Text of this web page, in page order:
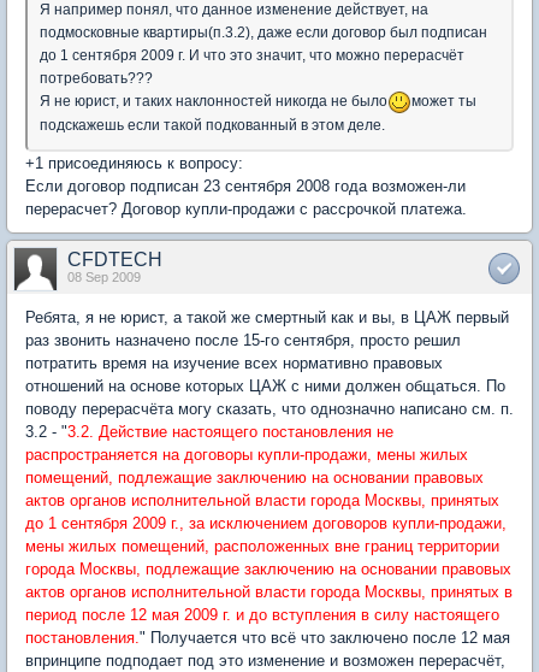
Я например понял, что данное изменение действует, на
подмосковные квартиры(п.3.2), даже если договор был подписан
до 1 сентября 2009 г. И что это значит, что можно перерасчёт
потребовать???
Я не юрист, и таких наклонностей никогда не было
может ты
подскажешь если такой подкованный в этом деле.
+1 присоединяюсь к вопросу:
Если договор подписан 23 сентября 2008 года возможен-ли
перерасчет? Договор купли-продажи с рассрочкой платежа.
CFDTECH
08 Sep 2009
Ребята, я не юрист, а такой же смертный как и вы, в ЦАЖ первый
раз звонить назначено после 15-го сентября, просто решил
потратить время на изучение всех нормативно правовых
отношений на основе которых ЦАЖ с ними должен общаться. По
поводу перерасчёта могу сказать, что однозначно написано см. п.
3.2 - "3.2. Действие настоящего постановления не
распространяется на договоры купли-продажи, мены жилых
помещений, подлежащие заключению на основании правовых
актов органов исполнительной власти города Москвы, принятых
до 1 сентября 2009 г., за исключением договоров купли-продажи,
мены жилых помещений, расположенных вне границ территории
города Москвы, подлежащие заключению на основании правовых
актов органов исполнительной власти города Москвы, принятых в
период после 12 мая 2009 г. и до вступления в силу настоящего
постановления." Получается что всё что заключено после 12 мая
впринципе подподает под это изменение и возможен перерасчёт,